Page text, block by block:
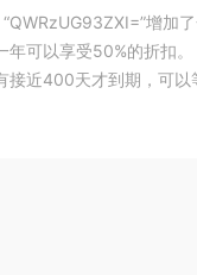
增加
年可以享受50%的折扣
接近400天才到期，可以
经祛魅，用盗版的主题